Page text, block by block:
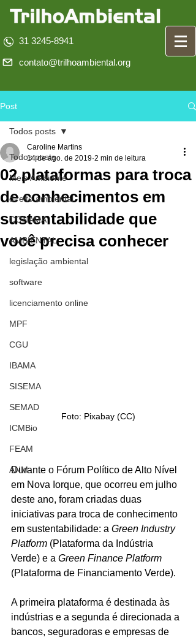
31 3245-8941
contato@trilhoambiental.org
Post
Todos posts
Meio Ambiente
direito ambiental
CONAMA
AMBIENTAL
legislação ambiental
software
licenciamento online
MPF
CGU
IBAMA
SISEMA
SEMAD
ICMBio
FEAM
ANM
Todos posts
02 plataformas para troca
de conhecimentos em
sustentabilidade que
você precisa conhecer
Caroline Martins
14 de ago. de 2019 2 min de leitura
Foto: Pixabay (CC)
Durante o Fórum Político de Alto Nível
em Nova Iorque, que ocorreu em julho
deste ano, foram criadas duas
iniciativas para troca de conhecimento
em sustentabilidade: a Green Industry
Platform (Plataforma da Indústria
Verde) e a Green Finance Platform
(Plataforma de Financiamento Verde).
A primeira plataforma é destinada às
indústrias e a segunda é direcionada a
bancos, seguradoras e empresas de